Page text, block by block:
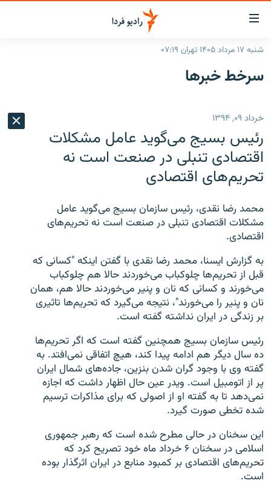
لینک‌های
قابلیت
دسترسی
بازگشت
اصلی
رفتن
صفحه
جستجو
ایران
رادیو
انتخاب کنید و بشنوید
برنامه‌های رادیویی
پادکست
چندرسانه‌ای
گزارش‌های ویدئویی
English
به ما بپیوندید
زبان‌های دیگر
شنبه ۱۷ مرداد ۱۴۰۵ تهران ۰۷:۱۹
سرخط‌ خبرها
خرداد ۰۹, ۱۳۹۴
رئیس بسیج می‌گوید عامل مشکلات
اقتصادی تنبلی در صنعت است نه
تحریم‌های اقتصادی
محمد رضا نقدی، رئیس سازمان بسیج می‌گوید عامل
مشکلات اقتصادی تنبلی در صنعت است نه تحریم‌های
اقتصادی.
به گزارش ایسنا، محمد رضا نقدی با گفتن اینکه "کسانی که
قبل از تحریم‌ها چلوکباب می‌خوردند حالا هم چلوکباب
می‌خورند و کسانی که نان و پنیر می‌خوردند حالا هم، همان
نان و پنیر را می‌خورند"، نتیجه می‌گیرد که تحریم‌ها تاثیری
بر زندگی در ایران نداشته گفته است.
رئیس سازمان بسیج همچنین گفته است که اگر تحریم‌ها
ده سال دیگر هم ادامه پیدا کند، هیچ اتفاقی نمی‌افتد. به
گفته وی با وجود گران شدن بنزین، جاده‌های شمال ایران
پر از اتومبیل است. ویدر عین حال اظهار داشت که اجازه
نمی‌دهد تا به گفته او از اصولی که برای مذاکرات ترسیم
شده تخطی صورت گیرد.
این سخنان در حالی مطرح شده است که رهبر جمهوری
اسلامی در سخنان ۶ خرداد ماه خود تصریح کرد که
تحریم‌های اقتصادی بر کمبود منابع در ایران اثرگذار بوده
است.